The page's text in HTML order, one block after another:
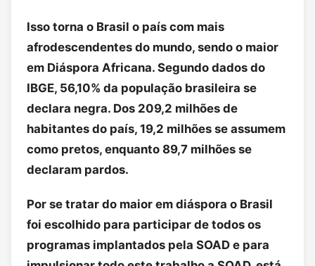
Isso torna o Brasil o país com mais
afrodescendentes do mundo, sendo o maior
em Diáspora Africana. Segundo dados do
IBGE, 56,10% da população brasileira se
declara negra. Dos 209,2 milhões de
habitantes do país, 19,2 milhões se assumem
como pretos, enquanto 89,7 milhões se
declaram pardos.
Por se tratar do maior em diáspora o Brasil
foi escolhido para participar de todos os
programas implantados pela SOAD e para